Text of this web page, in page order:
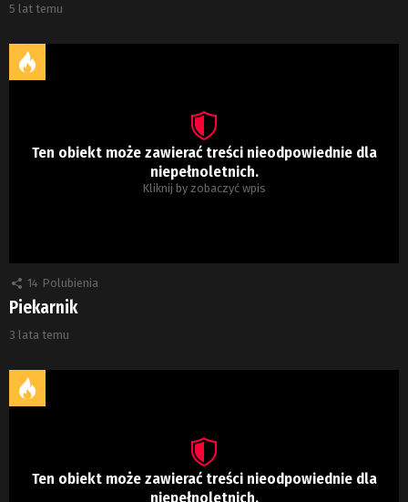
5 lat temu
Ten obiekt może zawierać treści nieodpowiednie dla
niepełnoletnich.
Kliknij by zobaczyć wpis
14 Polubienia
Piekarnik
3 lata temu
Ten obiekt może zawierać treści nieodpowiednie dla
niepełnoletnich.